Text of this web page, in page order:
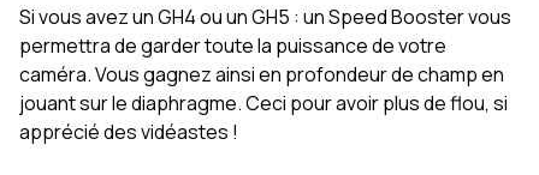
Si vous avez un GH4 ou un GH5 : un Speed Booster vous
permettra de garder toute la puissance de votre
caméra. Vous gagnez ainsi en profondeur de champ en
jouant sur le diaphragme. Ceci pour avoir plus de flou, si
apprécié des vidéastes !